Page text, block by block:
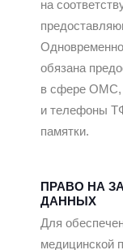
на
обязана
в сфере ОМС,
и телефоны
памятки.
ПРАВО НА
ДАННЫХ
Для
медицинской